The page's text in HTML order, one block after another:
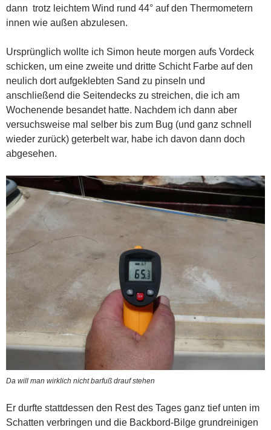
dann trotz leichtem Wind rund 44° auf den Thermometern
innen wie außen abzulesen.
Ursprünglich wollte ich Simon heute morgen aufs Vordeck
schicken, um eine zweite und dritte Schicht Farbe auf den
neulich dort aufgeklebten Sand zu pinseln und
anschließend die Seitendecks zu streichen, die ich am
Wochenende besandet hatte. Nachdem ich dann aber
versuchsweise mal selber bis zum Bug (und ganz schnell
wieder zurück) geterbelt war, habe ich davon dann doch
abgesehen.
Da will man wirklich nicht barfuß drauf stehen
Er durfte stattdessen den Rest des Tages ganz tief unten im
Schatten verbringen und die Backbord-Bilge grundreinigen